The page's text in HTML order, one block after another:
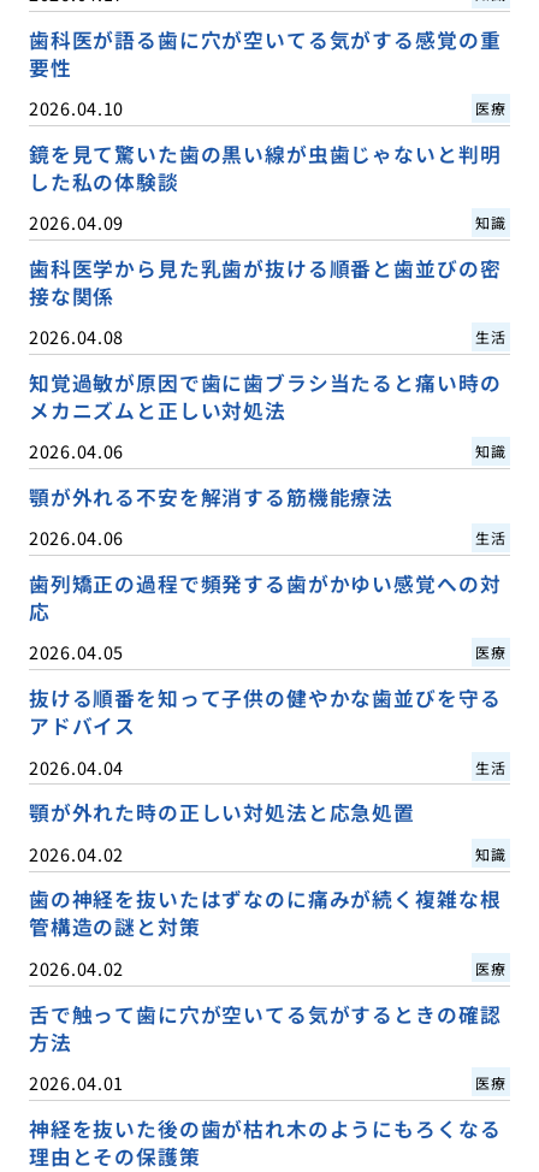
歯科医が語る歯に穴が空いてる気がする感覚の重
要性
2026.04.10 医療
鏡を見て驚いた歯の黒い線が虫歯じゃないと判明
した私の体験談
2026.04.09 知識
歯科医学から見た乳歯が抜ける順番と歯並びの密
接な関係
2026.04.08 生活
知覚過敏が原因で歯に歯ブラシ当たると痛い時の
メカニズムと正しい対処法
2026.04.06 知識
顎が外れる不安を解消する筋機能療法
2026.04.06 生活
歯列矯正の過程で頻発する歯がかゆい感覚への対
応
2026.04.05 医療
抜ける順番を知って子供の健やかな歯並びを守る
アドバイス
2026.04.04 生活
顎が外れた時の正しい対処法と応急処置
2026.04.02 知識
歯の神経を抜いたはずなのに痛みが続く複雑な根
管構造の謎と対策
2026.04.02 医療
舌で触って歯に穴が空いてる気がするときの確認
方法
2026.04.01 医療
神経を抜いた後の歯が枯れ木のようにもろくなる
理由とその保護策